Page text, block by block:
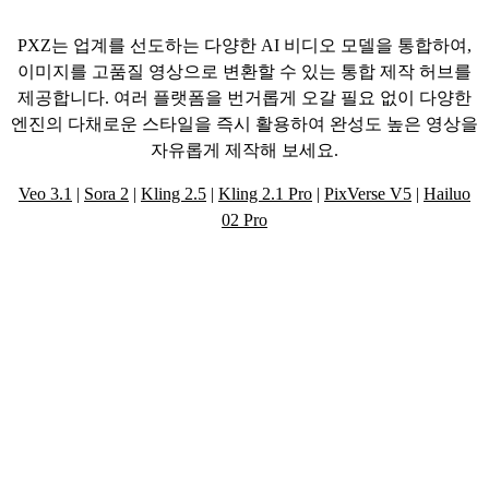
PXZ는 업계를 선도하는 다양한 AI 비디오 모델을 통합하여,
이미지를 고품질 영상으로 변환할 수 있는 통합 제작 허브를
제공합니다. 여러 플랫폼을 번거롭게 오갈 필요 없이 다양한
엔진의 다채로운 스타일을 즉시 활용하여 완성도 높은 영상을
자유롭게 제작해 보세요.
Veo 3.1 | Sora 2 | Kling 2.5 | Kling 2.1 Pro | PixVerse V5 | Hailuo
02 Pro